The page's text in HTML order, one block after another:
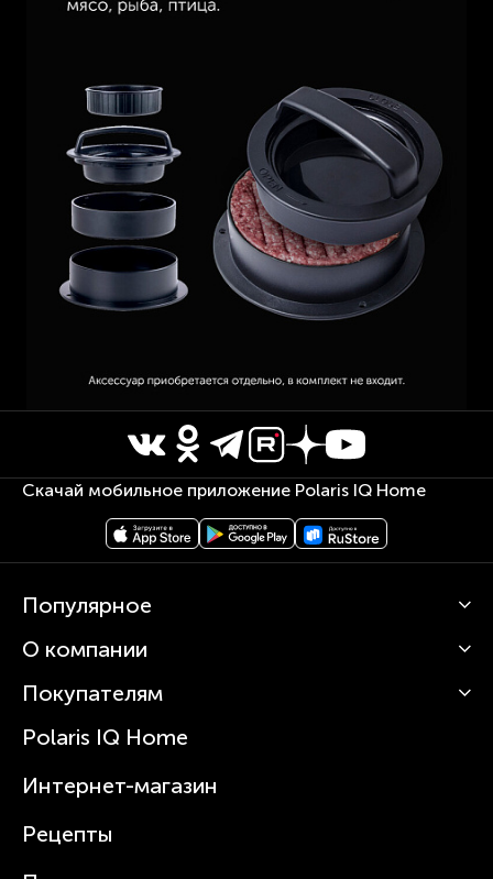
Скачай мобильное приложение Polaris IQ Home
Популярное
Кофемашины
Вертикальные пылесосы
Зубные щетки и ирригаторы
Увлажнители
Посуда
О компании
О Polaris
Статьи
Покупателям
Сервисные центры
Где купить
Polaris IQ Home
Интернет-магазин
Рецепты